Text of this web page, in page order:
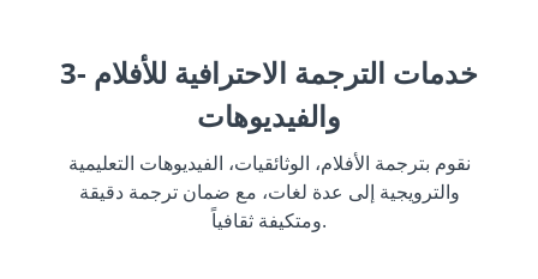
3- خدمات الترجمة الاحترافية للأفلام
والفيديوهات
نقوم بترجمة الأفلام، الوثائقيات، الفيديوهات التعليمية
والترويجية إلى عدة لغات، مع ضمان ترجمة دقيقة
ومتكيفة ثقافياً.